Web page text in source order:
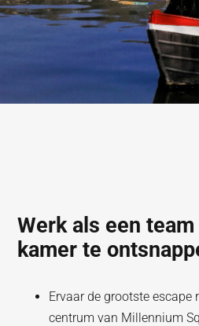
Werk als een
kamer te
Ervaar de grootste
centrum van Millennium